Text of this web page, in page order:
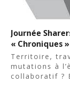
Journée
« Chroniques
Territoire,
mutations à
collaboratif ?